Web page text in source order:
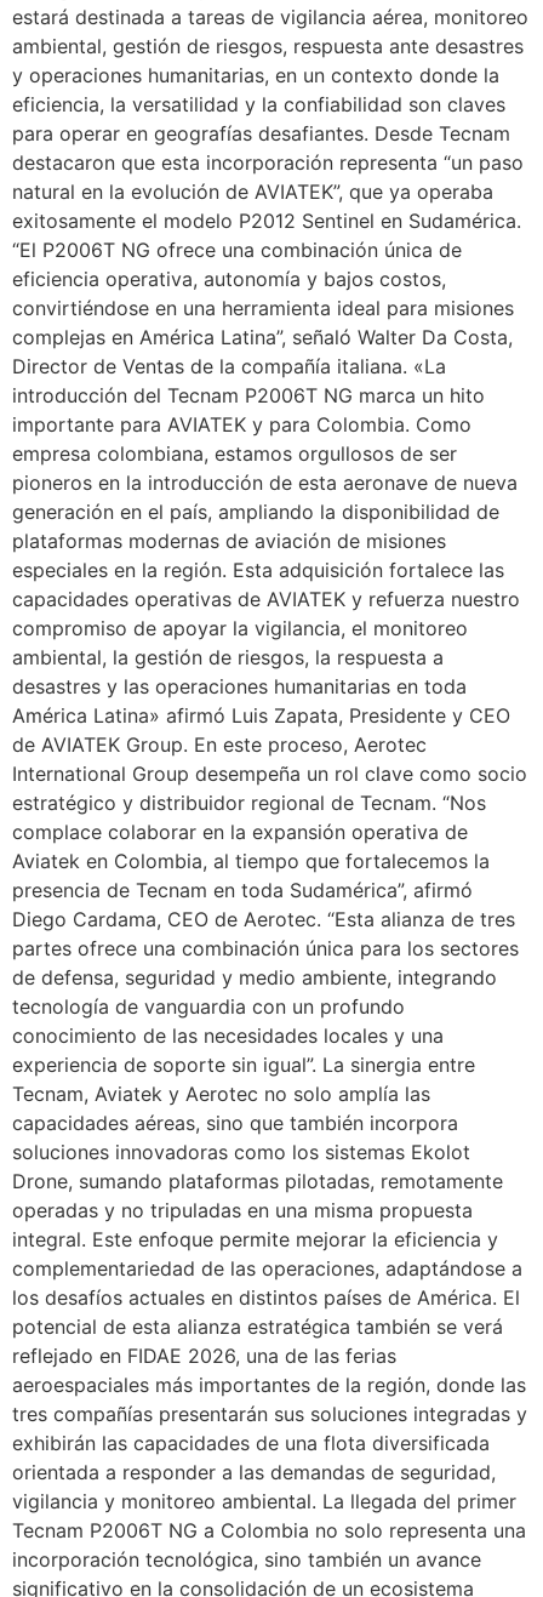
estará destinada a tareas de vigilancia aérea, monitoreo
ambiental, gestión de riesgos, respuesta ante desastres
y operaciones humanitarias, en un contexto donde la
eficiencia, la versatilidad y la confiabilidad son claves
para operar en geografías desafiantes. Desde Tecnam
destacaron que esta incorporación representa “un paso
natural en la evolución de AVIATEK”, que ya operaba
exitosamente el modelo P2012 Sentinel en Sudamérica.
“El P2006T NG ofrece una combinación única de
eficiencia operativa, autonomía y bajos costos,
convirtiéndose en una herramienta ideal para misiones
complejas en América Latina”, señaló Walter Da Costa,
Director de Ventas de la compañía italiana. «La
introducción del Tecnam P2006T NG marca un hito
importante para AVIATEK y para Colombia. Como
empresa colombiana, estamos orgullosos de ser
pioneros en la introducción de esta aeronave de nueva
generación en el país, ampliando la disponibilidad de
plataformas modernas de aviación de misiones
especiales en la región. Esta adquisición fortalece las
capacidades operativas de AVIATEK y refuerza nuestro
compromiso de apoyar la vigilancia, el monitoreo
ambiental, la gestión de riesgos, la respuesta a
desastres y las operaciones humanitarias en toda
América Latina» afirmó Luis Zapata, Presidente y CEO
de AVIATEK Group. En este proceso, Aerotec
International Group desempeña un rol clave como socio
estratégico y distribuidor regional de Tecnam. “Nos
complace colaborar en la expansión operativa de
Aviatek en Colombia, al tiempo que fortalecemos la
presencia de Tecnam en toda Sudamérica”, afirmó
Diego Cardama, CEO de Aerotec. “Esta alianza de tres
partes ofrece una combinación única para los sectores
de defensa, seguridad y medio ambiente, integrando
tecnología de vanguardia con un profundo
conocimiento de las necesidades locales y una
experiencia de soporte sin igual”. La sinergia entre
Tecnam, Aviatek y Aerotec no solo amplía las
capacidades aéreas, sino que también incorpora
soluciones innovadoras como los sistemas Ekolot
Drone, sumando plataformas pilotadas, remotamente
operadas y no tripuladas en una misma propuesta
integral. Este enfoque permite mejorar la eficiencia y
complementariedad de las operaciones, adaptándose a
los desafíos actuales en distintos países de América. El
potencial de esta alianza estratégica también se verá
reflejado en FIDAE 2026, una de las ferias
aeroespaciales más importantes de la región, donde las
tres compañías presentarán sus soluciones integradas y
exhibirán las capacidades de una flota diversificada
orientada a responder a las demandas de seguridad,
vigilancia y monitoreo ambiental. La llegada del primer
Tecnam P2006T NG a Colombia no solo representa una
incorporación tecnológica, sino también un avance
significativo en la consolidación de un ecosistema